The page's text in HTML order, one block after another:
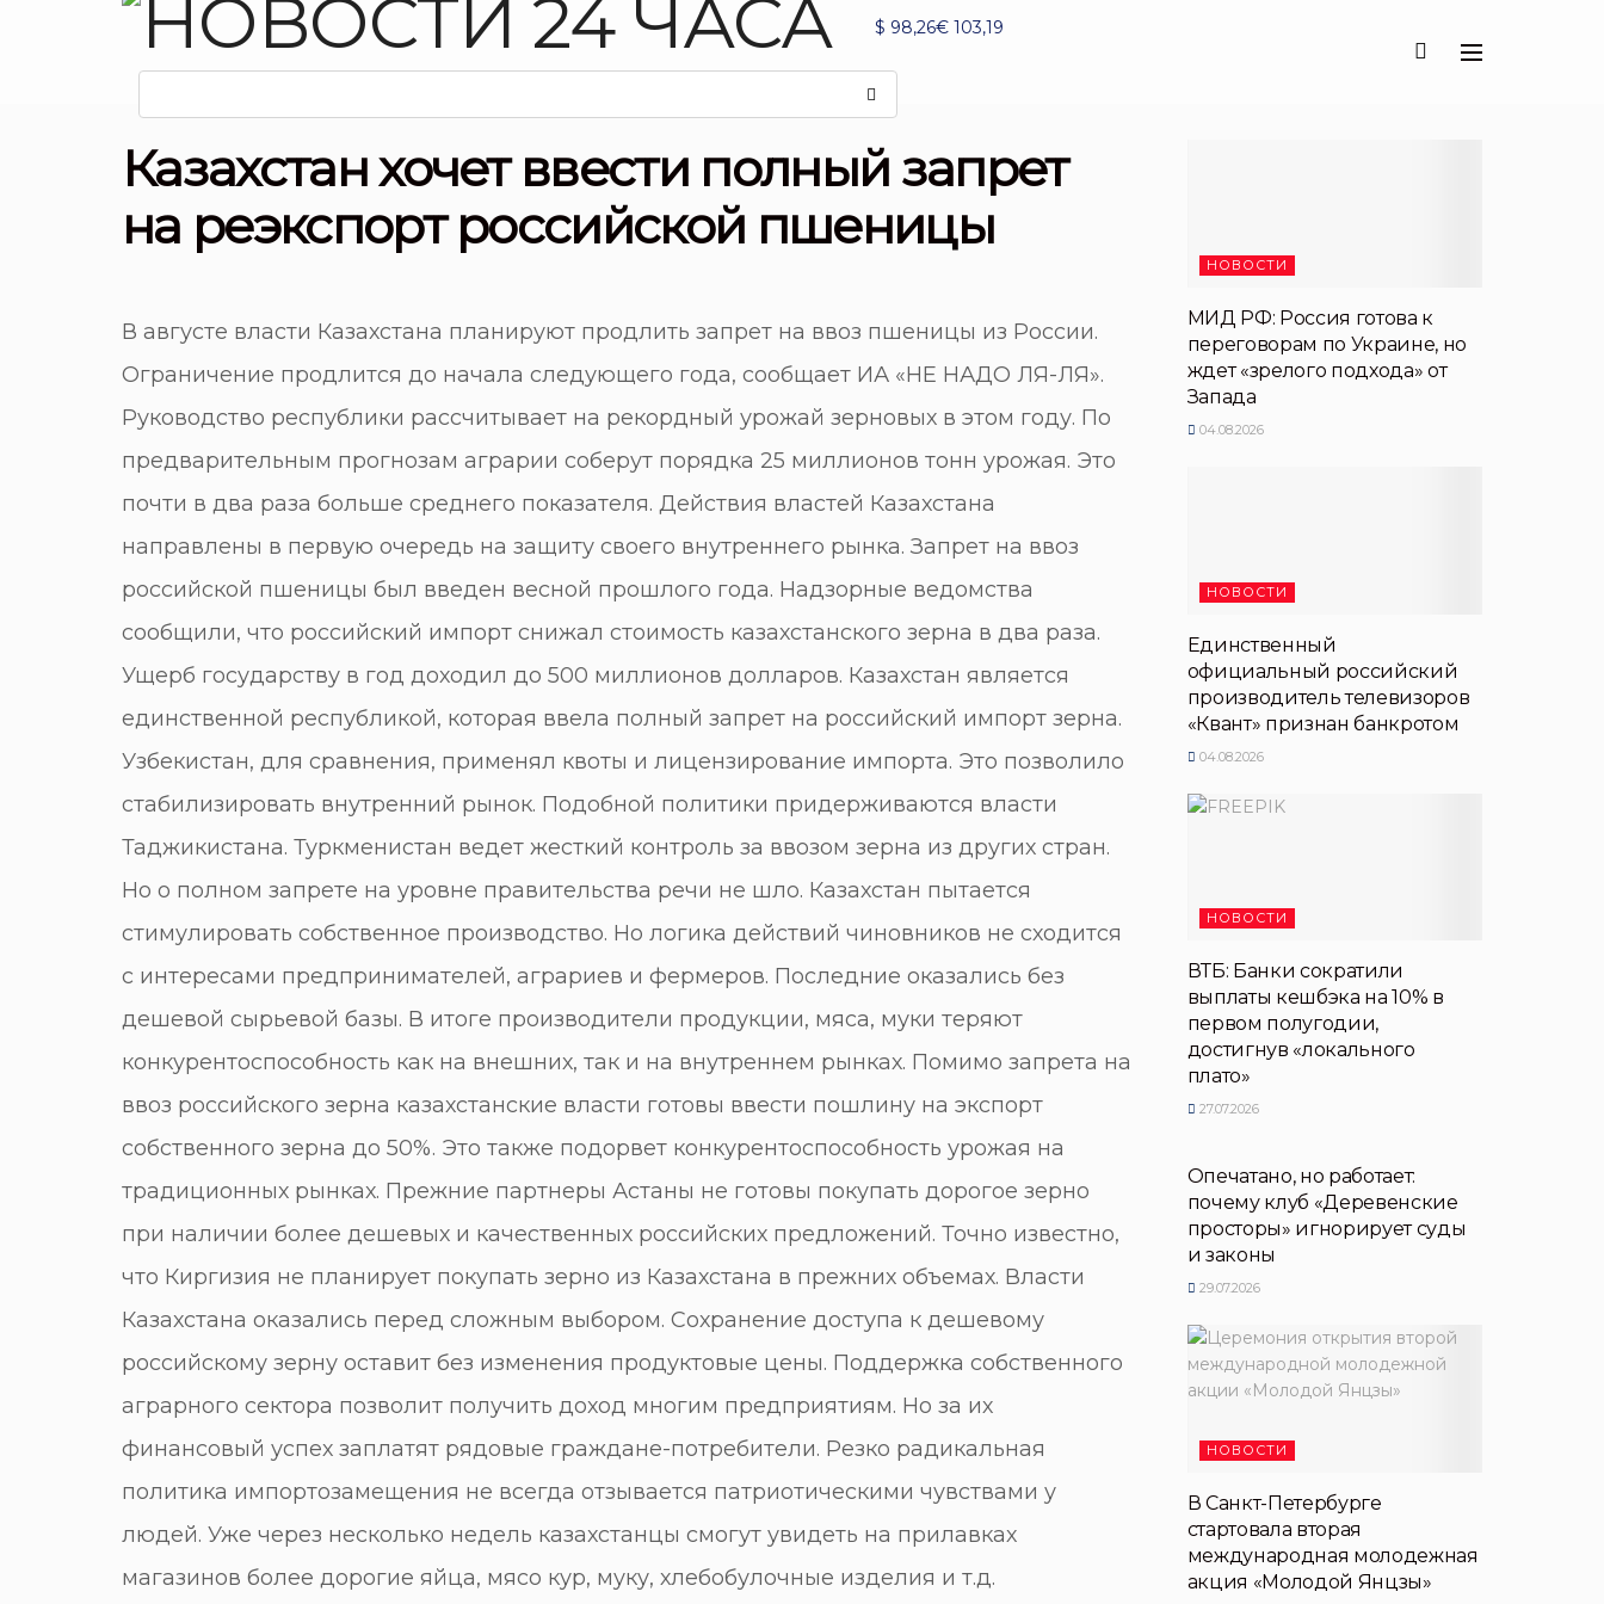
$ 98,26€ 103,19
Казахстан хочет ввести полный запрет
на реэкспорт российской пшеницы
В августе власти Казахстана планируют продлить запрет на ввоз пшеницы из России.
Ограничение продлится до начала следующего года, сообщает ИА «НЕ НАДО ЛЯ-ЛЯ».
Руководство республики рассчитывает на рекордный урожай зерновых в этом году. По
предварительным прогнозам аграрии соберут порядка 25 миллионов тонн урожая. Это
почти в два раза больше среднего показателя. Действия властей Казахстана
направлены в первую очередь на защиту своего внутреннего рынка. Запрет на ввоз
российской пшеницы был введен весной прошлого года. Надзорные ведомства
сообщили, что российский импорт снижал стоимость казахстанского зерна в два раза.
Ущерб государству в год доходил до 500 миллионов долларов. Казахстан является
единственной республикой, которая ввела полный запрет на российский импорт зерна.
Узбекистан, для сравнения, применял квоты и лицензирование импорта. Это позволило
стабилизировать внутренний рынок. Подобной политики придерживаются власти
Таджикистана. Туркменистан ведет жесткий контроль за ввозом зерна из других стран.
Но о полном запрете на уровне правительства речи не шло. Казахстан пытается
стимулировать собственное производство. Но логика действий чиновников не сходится
с интересами предпринимателей, аграриев и фермеров. Последние оказались без
дешевой сырьевой базы. В итоге производители продукции, мяса, муки теряют
конкурентоспособность как на внешних, так и на внутреннем рынках. Помимо запрета на
ввоз российского зерна казахстанские власти готовы ввести пошлину на экспорт
собственного зерна до 50%. Это также подорвет конкурентоспособность урожая на
традиционных рынках. Прежние партнеры Астаны не готовы покупать дорогое зерно
при наличии более дешевых и качественных российских предложений. Точно известно,
что Киргизия не планирует покупать зерно из Казахстана в прежних объемах. Власти
Казахстана оказались перед сложным выбором. Сохранение доступа к дешевому
российскому зерну оставит без изменения продуктовые цены. Поддержка собственного
аграрного сектора позволит получить доход многим предприятиям. Но за их
финансовый успех заплатят рядовые граждане-потребители. Резко радикальная
политика импортозамещения не всегда отзывается патриотическими чувствами у
людей. Уже через несколько недель казахстанцы смогут увидеть на прилавках
магазинов более дорогие яйца, мясо кур, муку, хлебобулочные изделия и т.д.
НОВОСТИ
МИД РФ: Россия готова к
переговорам по Украине, но
ждет «зрелого подхода» от
Запада
04.08.2026
НОВОСТИ
Единственный
официальный российский
производитель телевизоров
«Квант» признан банкротом
04.08.2026
НОВОСТИ
ВТБ: Банки сократили
выплаты кешбэка на 10% в
первом полугодии,
достигнув «локального
плато»
27.07.2026
Опечатано, но работает:
почему клуб «Деревенские
просторы» игнорирует суды
и законы
29.07.2026
НОВОСТИ
В Санкт-Петербурге
стартовала вторая
международная молодежная
акция «Молодой Янцзы»